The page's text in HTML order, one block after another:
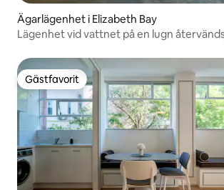
Ägarlägenhet i Elizabeth Bay
Lägenhet vid vattnet på en lugn
Gästfavorit
Gästfavorit